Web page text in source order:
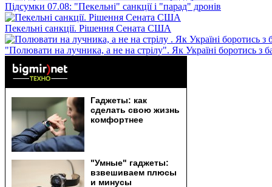
Підсумки 07.08: "Пекельні" санкції і "парад" дронів
Пекельні санкції. Рішення Сената США
"Полювати на лучника, а не на стрілу". Як Україні боротись з